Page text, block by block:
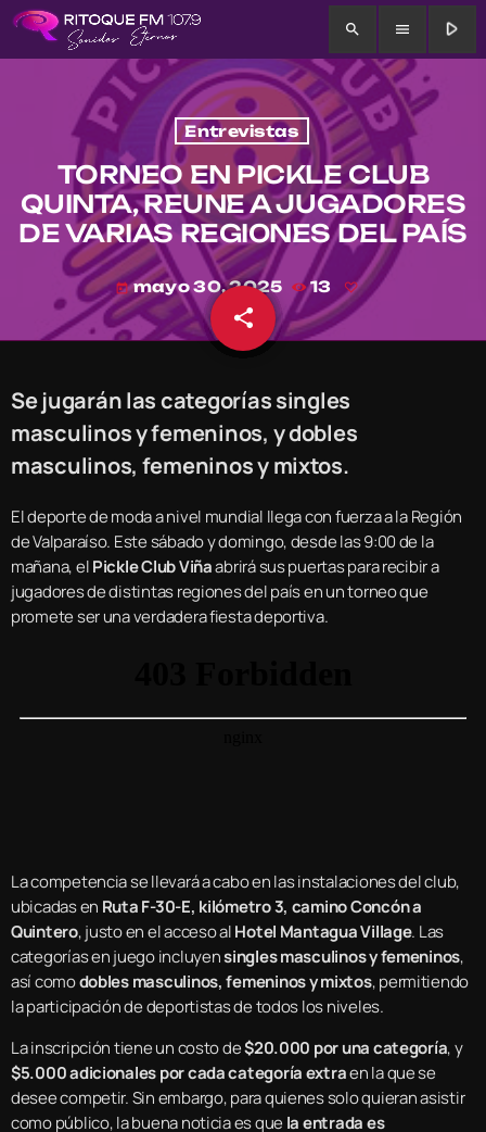
search menu play_arrow
Entrevistas
TORNEO EN PICKLE CLUB
QUINTA, REUNE A JUGADORES
DE VARIAS REGI0NES DEL PAÍS
today mayo 30, 2025 13
share
email
Se jugarán las categorías singles
masculinos y femeninos, y dobles
masculinos, femeninos y mixtos.
El deporte de moda a nivel mundial llega con fuerza a la Región
de Valparaíso. Este sábado y domingo, desde las 9:00 de la
mañana, elPickle Club Viñaabrirá sus puertas para recibir a
jugadores de distintas regiones del país en un torneo que
promete ser una verdadera fiesta deportiva.
La competencia se llevará a cabo en las instalaciones del club,
ubicadas en Ruta F-30-E, kilómetro 3, camino Concón a
Quintero, justo en el acceso alHotel Mantagua Village. Las
categorías en juego incluyensingles masculinos y femeninos,
así comodobles masculinos, femeninos y mixtos, permitiendo
la participación de deportistas de todos los niveles.
La inscripción tiene un costo de$20.000 por una categoría, y
$5.000 adicionales por cada categoría extraen la que se
desee competir. Sin embargo, para quienes solo quieran asistir
como público, la buena noticia es que la entrada es